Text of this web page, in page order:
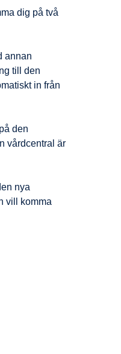
dig på två
annan
till den
in från
den
vårdcentral är
nya
vill komma